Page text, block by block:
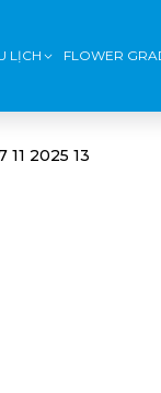
LỊCH FLOWER
11 2025 13